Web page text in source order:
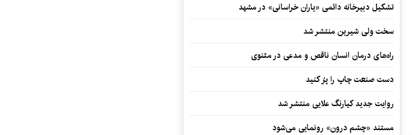
تشکیل دبیرخانه دائمی «یاران خراسانی» در مشهد
سخت ولی شیرین منتشر شد
راه‌های درمان انسان ناقص و مدعی در مثنوی
دست صنعت چاپ را پرُ کنید
روایت جدید کیارنگ علایی منتشر شد
مستند «چشم درون» رونمایی می‌شود